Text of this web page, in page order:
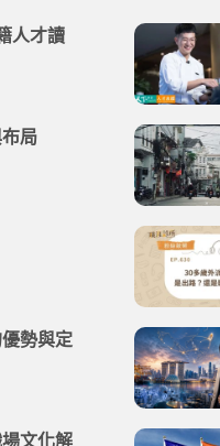
人才讀
局
勢與定
文化解